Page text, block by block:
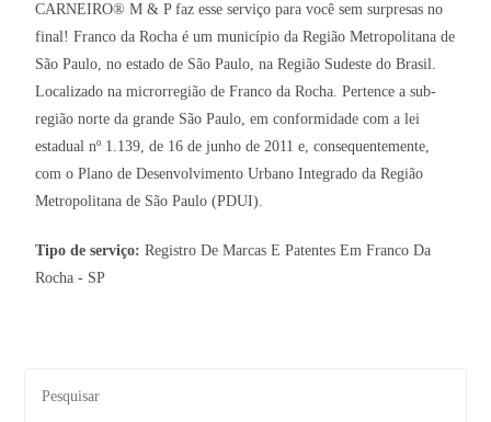
CARNEIRO® M & P faz esse serviço para você sem surpresas no
final! Franco da Rocha é um município da Região Metropolitana de
São Paulo, no estado de São Paulo, na Região Sudeste do Brasil.
Localizado na microrregião de Franco da Rocha. Pertence a sub-
região norte da grande São Paulo, em conformidade com a lei
estadual nº 1.139, de 16 de junho de 2011 e, consequentemente,
com o Plano de Desenvolvimento Urbano Integrado da Região
Metropolitana de São Paulo (PDUI).
Tipo de serviço:Registro De Marcas E Patentes Em Franco Da
Rocha - SP